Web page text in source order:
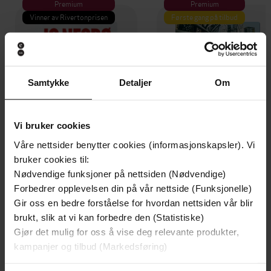
Samtykke Detaljer Om
Vi bruker cookies
Våre nettsider benytter cookies (informasjonskapsler). Vi
bruker cookies til:
Nødvendige funksjoner på nettsiden (Nødvendige)
Forbedrer opplevelsen din på vår nettside (Funksjonelle)
Gir oss en bedre forståelse for hvordan nettsiden vår blir
brukt, slik at vi kan forbedre den (Statistiske)
Gjør det mulig for oss å vise deg relevante produkter,
kampanjer og tilbud (Markedsføring)
Premium
Vinner av Rivertonprisen
199,-
Minnesota
Jo Nesbø
EBOK
Premium
Første gang på tilbud
349,-
Utskudd
Jørn Lier Horst
EBOK